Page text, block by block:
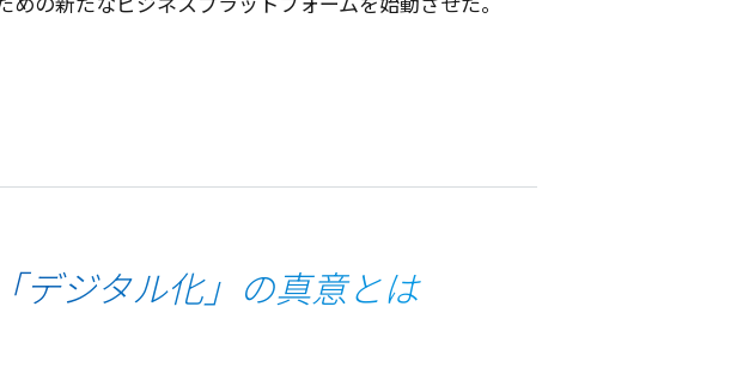
めの新たな ビジネスプラットフォームを始動させた。
デジタル化」の真意とは